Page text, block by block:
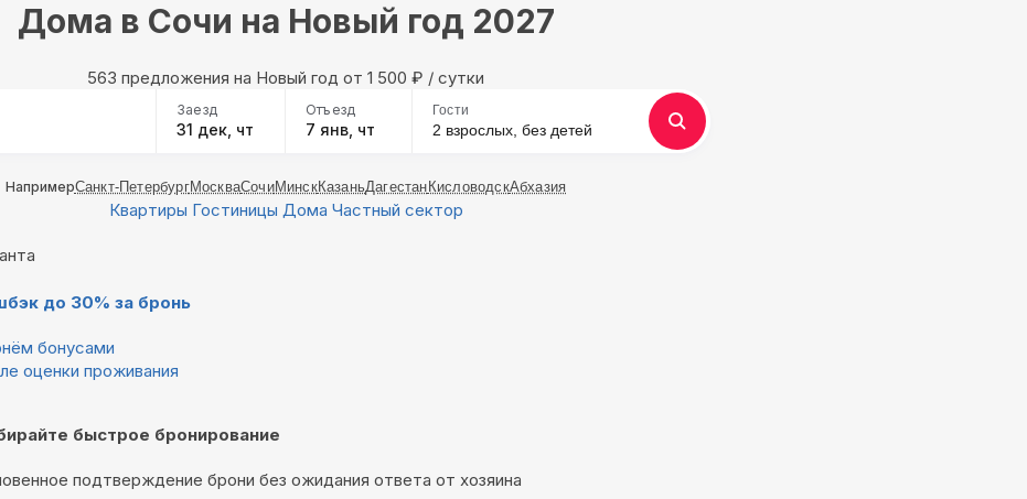
Дома в Сочи на Новый год 2027
563 предложения на Новый год oт 1 500 ₽ / сутки
Заезд
31 дек, чт
Отъезд
7 янв, чт
Гости
2 взрослых, без детей
НапримерСанкт-ПетербургМоскваСочиМинскКазаньДагестан КисловодскАбхазия
Квартиры Гостиницы Дома Частный сектор
до 30% за бронь
бонусами
оценки проживания
быстрое бронирование
подтверждение брони без ожидания ответа от хозяина